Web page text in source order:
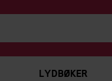
LYDBØKER